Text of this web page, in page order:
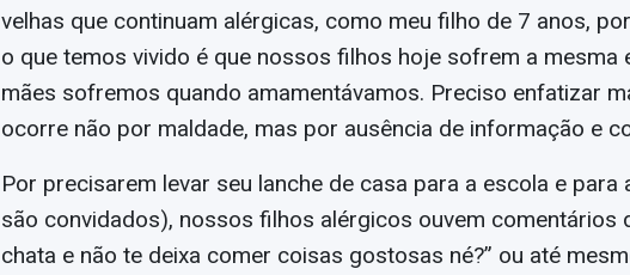
velhas que continuam alérgicas, como meu filho de 7 anos,
o que temos vivido é que nossos filhos hoje sofrem a mesma
mães sofremos quando amamentávamos. Preciso enfatizar
ocorre não por maldade, mas por ausência de informação e
Por precisarem levar seu lanche de casa para a escola e para
são convidados), nossos filhos alérgicos ouvem comentários
chata e não te deixa comer coisas gostosas né?” ou até